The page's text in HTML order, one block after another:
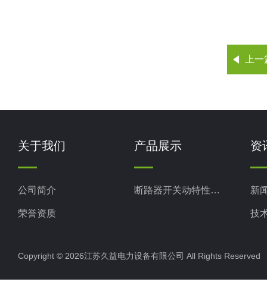
上
关于我们
公司简介
荣誉资质
产品展示
断路器开关动特性测试仪
资
新
技
Copyright © 2026江苏久益电力设备有限公司 All Rights